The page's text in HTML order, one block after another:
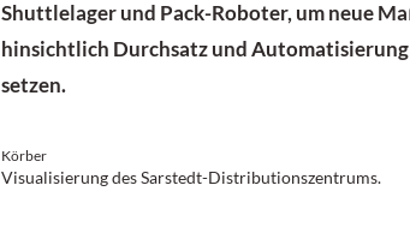
Shuttlelager und Pack-Roboter, um neue
hinsichtlich Durchsatz und Automatisierung
setzen.
Körber
Visualisierung des Sarstedt-Distributionszentrums.